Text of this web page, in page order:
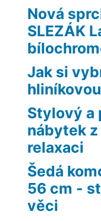
Nová
SLEZÁK
Jak si
Stylový a
nábytek
relaxaci
Šedá
56 cm -
věci